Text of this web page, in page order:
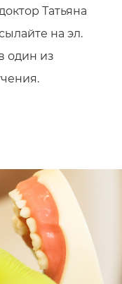
Татьяна
на эл.
один из